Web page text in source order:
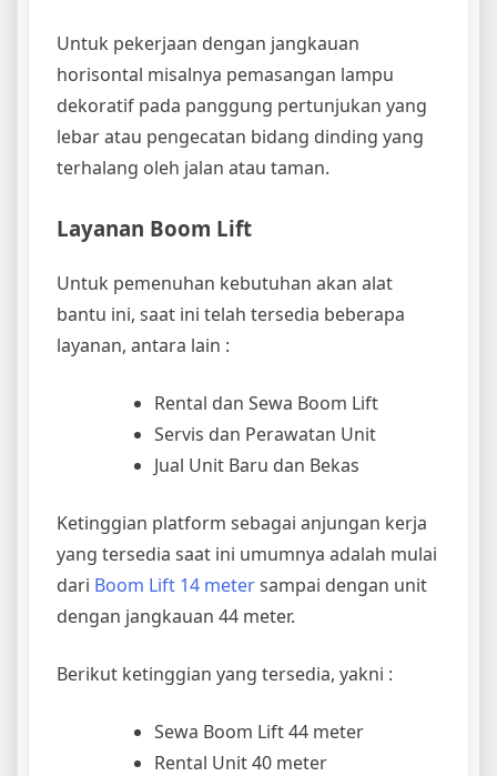
Untuk pekerjaan dengan jangkauan
horisontal misalnya pemasangan lampu
dekoratif pada panggung pertunjukan yang
lebar atau pengecatan bidang dinding yang
terhalang oleh jalan atau taman.
Layanan Boom Lift
Untuk pemenuhan kebutuhan akan alat
bantu ini, saat ini telah tersedia beberapa
layanan, antara lain :
Rental dan Sewa Boom Lift
Servis dan Perawatan Unit
Jual Unit Baru dan Bekas
Ketinggian platform sebagai anjungan kerja
yang tersedia saat ini umumnya adalah mulai
dari Boom Lift 14 metersampai dengan unit
dengan jangkauan 44 meter.
Berikut ketinggian yang tersedia, yakni :
Sewa Boom Lift 44 meter
Rental Unit 40 meter